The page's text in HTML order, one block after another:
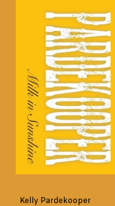
Kelly Pardekooper